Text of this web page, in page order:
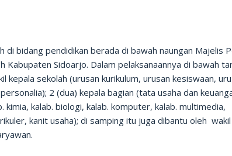
di bidang pendidikan berada di bawah naungan Majelis
Kabupaten Sidoarjo. Dalam pelaksanaannya di bawah
kepala sekolah (urusan kurikulum, urusan kesiswaan,
2 (dua) kepala bagian (tata usaha dan
kalab. biologi, kalab. komputer, kalab. multimedia,
kanit usaha); di samping itu juga dibantu oleh wakil